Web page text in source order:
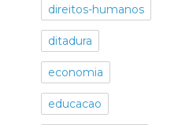
direitos-humanos
ditadura
economia
educacao